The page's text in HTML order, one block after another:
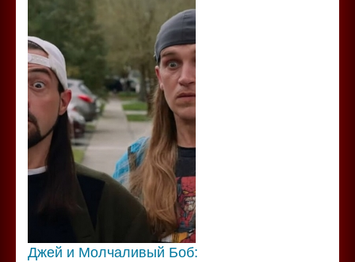
Джей и Молчаливый Боб: